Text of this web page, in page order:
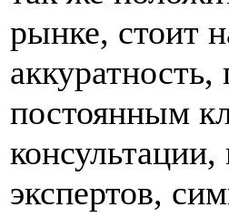
рынке, стоит
постоянным
экспертов,